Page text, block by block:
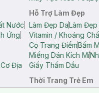
Nước
Ứng
Địa
Hỗ Trợ Làm Đẹp
Làm Đẹp DaLàm
Vitamin / Khoáng
Cọ Trang ĐiểmBấm
Miếng Dán Kích Mí
Giấy Thấm Dầu
Thời Trang Trẻ Em